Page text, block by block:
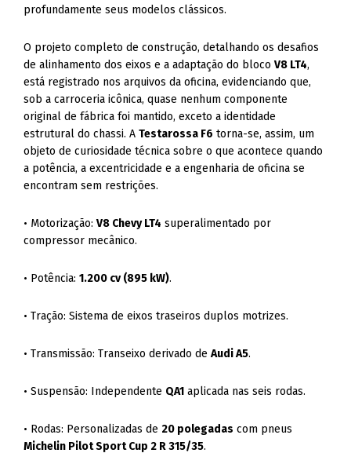
profundamente seus modelos clássicos.
O projeto completo de construção, detalhando os desafios
de alinhamento dos eixos e a adaptação do blocoV8 LT4,
está registrado nos arquivos da oficina, evidenciando que,
sob a carroceria icônica, quase nenhum componente
original de fábrica foi mantido, exceto a identidade
estrutural do chassi. ATestarossa F6 torna-se, assim, um
objeto de curiosidade técnica sobre o que acontece quando
a potência, a excentricidade e a engenharia de oficina se
encontram sem restrições.
• Motorização:V8 Chevy LT4 superalimentado por
compressor mecânico.
• Potência:1.200 cv (895 kW).
• Tração: Sistema de eixos traseiros duplos motrizes.
• Transmissão: Transeixo derivado deAudi A5.
• Suspensão: Independente QA1 aplicada nas seis rodas.
• Rodas: Personalizadas de20 polegadas com pneus
Michelin Pilot Sport Cup 2 R 315/35.